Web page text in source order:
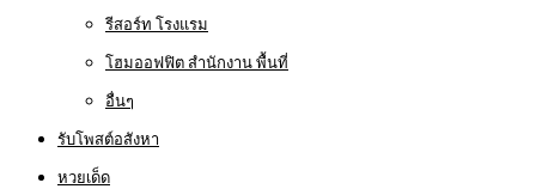
รีสอร์ท โรงแรม
โฮมออฟฟิต สำนักงาน พื้นที่
อื่นๆ
รับโพสต์อสังหา
หวยเด็ด